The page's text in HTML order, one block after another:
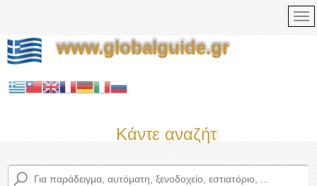
www.globalguide.gr
Κάντε αναζήτηση τώρα